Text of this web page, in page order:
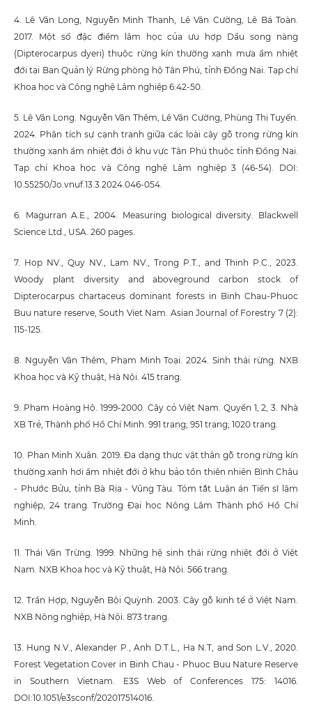
4. Lê Văn Long, Nguyễn Minh Thanh, Lê Văn Cường, Lê Bá Toàn.
2017. Một số đặc điểm lâm học của ưu hợp Dầu song nàng
(Dipterocarpus dyeri) thuộc rừng kín thường xanh mưa ẩm nhiệt
đới tại Ban Quản lý Rừng phòng hộ Tân Phú, tỉnh Đồng Nai. Tạp chí
Khoa học và Công nghệ Lâm nghiệp 6:42-50.
5. Lê Văn Long. Nguyễn Văn Thêm, Lê Văn Cường, Phùng Thị Tuyến.
2024. Phân tích sự cạnh tranh giữa các loài cây gỗ trong rừng kín
thường xanh ẩm nhiệt đới ở khu vực Tân Phú thuộc tỉnh Đồng Nai.
Tạp chí Khoa học và Công nghệ Lâm nghiệp 3 (46-54). DOI:
10.55250/Jo.vnuf.13.3.2024.046-054.
6. Magurran A.E., 2004. Measuring biological diversity. Blackwell
Science Ltd., USA. 260 pages.
7. Hop NV., Quy NV., Lam NV., Trong P.T., and Thinh P.C., 2023.
Woody plant diversity and aboveground carbon stock of
Dipterocarpus chartaceus dominant forests in Binh Chau-Phuoc
Buu nature reserve, South Viet Nam. Asian Journal of Forestry 7 (2):
115-125.
8. Nguyễn Văn Thêm, Phạm Minh Toại. 2024. Sinh thái rừng. NXB
Khoa học và Kỹ thuật, Hà Nội. 415 trang.
9. Phạm Hoàng Hộ. 1999-2000. Cây cỏ Việt Nam. Quyển 1, 2, 3. Nhà
XB Trẻ, Thành phố Hồ Chí Minh. 991 trang; 951 trang; 1020 trang.
10. Phan Minh Xuân. 2019. Đa dạng thực vật thân gỗ trong rừng kín
thường xanh hơi ẩm nhiệt đới ở khu bảo tồn thiên nhiên Bình Châu
- Phước Bửu, tỉnh Bà Rịa - Vũng Tàu. Tóm tắt Luận án Tiến sĩ lâm
nghiệp, 24 trang. Trường Đại học Nông Lâm Thành phố Hồ Chí
Minh.
11. Thái Văn Trừng. 1999. Những hệ sinh thái rừng nhiệt đới ở Việt
Nam. NXB Khoa học và Kỹ thuật, Hà Nội. 566 trang.
12. Trần Hợp, Nguyễn Bội Quỳnh. 2003. Cây gỗ kinh tế ở Việt Nam.
NXB Nông nghiệp, Hà Nội. 873 trang.
13. Hung N.V., Alexander P., Anh D.T.L., Ha N.T, and Son L.V., 2020.
Forest Vegetation Cover in Binh Chau - Phuoc Buu Nature Reserve
in Southern Vietnam. E3S Web of Conferences 175: 14016.
DOI:10.1051/e3sconf/202017514016.